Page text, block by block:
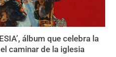
álbum que celebra la
caminar de la iglesia